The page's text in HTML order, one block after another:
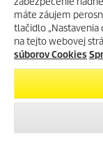
a. nepredložením
záručného listu,
dokumentácie
b. neoznámením
c. uplynutím
d. mechanickým
e. používaním
vlhkosťou,
mechanickými
f. neodborným
starostlivosti o tovar,
g. poškodením
máte záujem
tlačidlo „Nastavenia
na tejto webovej
súborov Cookies